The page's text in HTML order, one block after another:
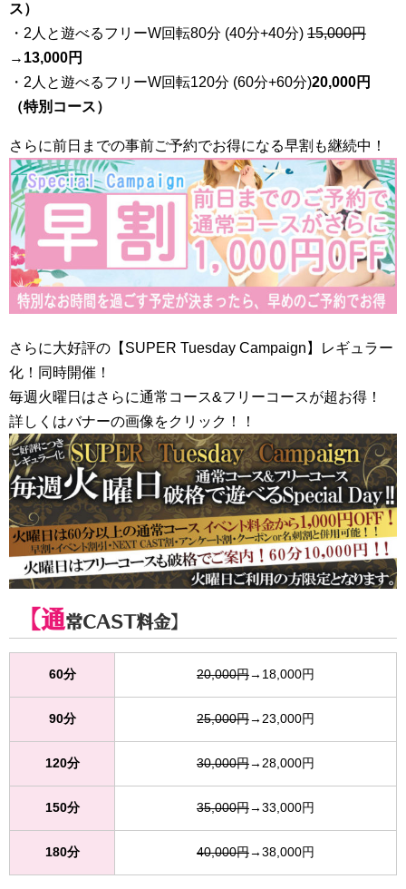
ス）
・2人と遊べるフリーW回転80分 (40分+40分) 15,000円
→ 13,000円
・2人と遊べるフリーW回転120分 (60分+60分)20,000円
（特別コース）
さらに前日までの事前ご予約でお得になる早割も継続中！
さらに大好評の【SUPER Tuesday Campaign】レギュラー
化！同時開催！
毎週火曜日はさらに通常コース&フリーコースが超お得！
詳しくはバナーの画像をクリック！！
【通常CAST料金】
60分 20,000円→18,000円
90分 25,000円→23,000円
120分 30,000円→28,000円
150分 35,000円→33,000円
180分 40,000円→38,000円